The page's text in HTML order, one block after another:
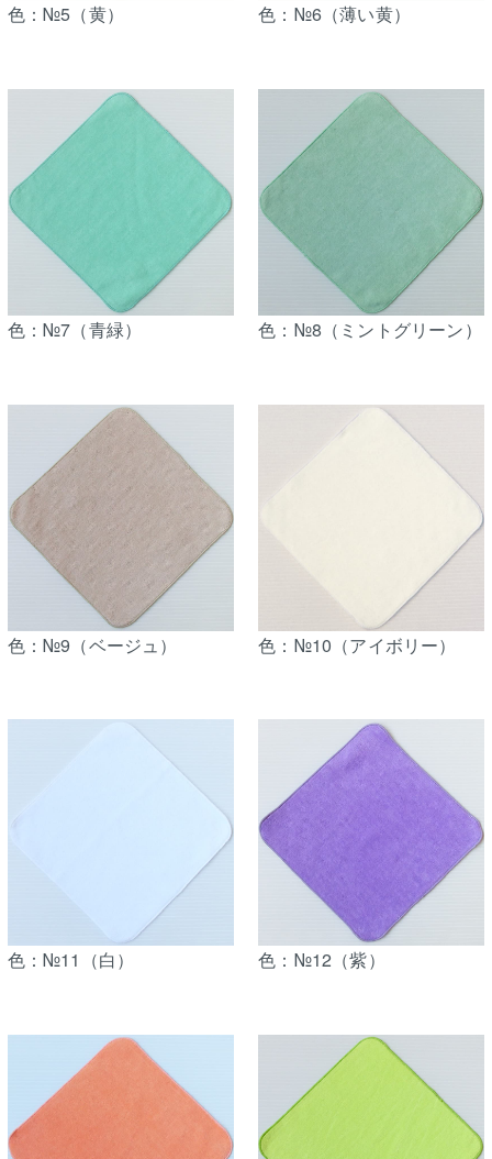
色：№5（黄） 色：№6（薄い黄）
色：№7（青緑） 色：№8（ミントグリーン）
色：№9（ベージュ） 色：№10（アイボリー）
色：№11（白） 色：№12（紫）